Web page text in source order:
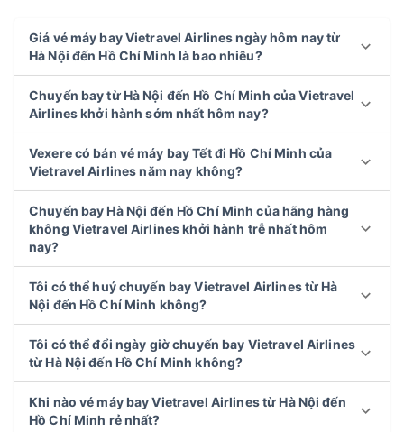
Giá vé máy bay Vietravel Airlines ngày hôm nay từ
Hà Nội đến Hồ Chí Minh là bao nhiêu?
Chuyến bay từ Hà Nội đến Hồ Chí Minh của Vietravel
Airlines khởi hành sớm nhất hôm nay?
Vexere có bán vé máy bay Tết đi Hồ Chí Minh của
Vietravel Airlines năm nay không?
Chuyến bay Hà Nội đến Hồ Chí Minh của hãng hàng
không Vietravel Airlines khởi hành trễ nhất hôm
nay?
Tôi có thể huý chuyến bay Vietravel Airlines từ Hà
Nội đến Hồ Chí Minh không?
Tôi có thể đổi ngày giờ chuyến bay Vietravel Airlines
từ Hà Nội đến Hồ Chí Minh không?
Khi nào vé máy bay Vietravel Airlines từ Hà Nội đến
Hồ Chí Minh rẻ nhất?